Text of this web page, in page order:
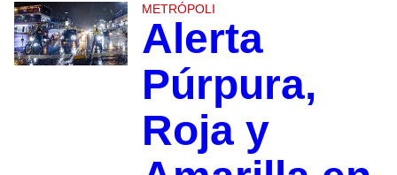
METRÓPOLI
Alerta
Púrpura,
Roja y